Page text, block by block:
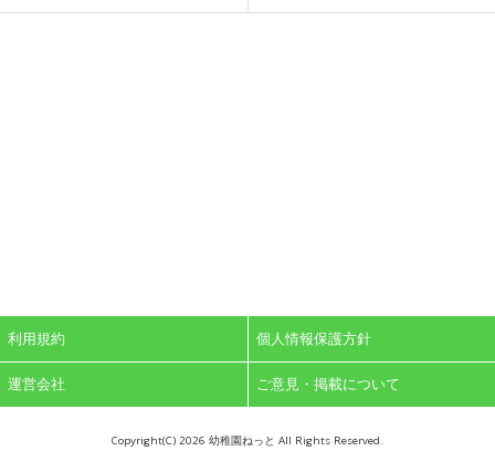
利用規約 個人情報保護方針
運営会社 ご意見・掲載について
Copyright(C) 2026 幼稚園ねっと All Rights Reserved.